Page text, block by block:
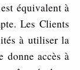
équivalent à
Les Clients
à utiliser la
donne accès à